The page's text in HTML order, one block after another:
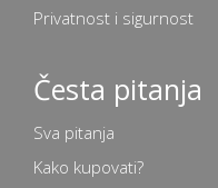
Privatnost i sigurnost
Česta pitanja
Sva pitanja
Kako kupovati?